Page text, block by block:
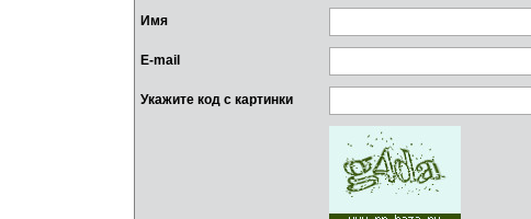
Имя
E-mail
Укажите код с картинки